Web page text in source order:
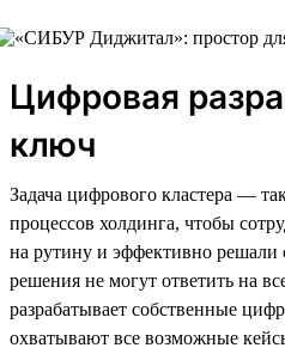
Цифровая
ключ
Задача цифрового кластера —
процессов холдинга, чтобы
на рутину и эффективно решали
решения не могут ответить на
разрабатывает собственные
охватывают все возможные